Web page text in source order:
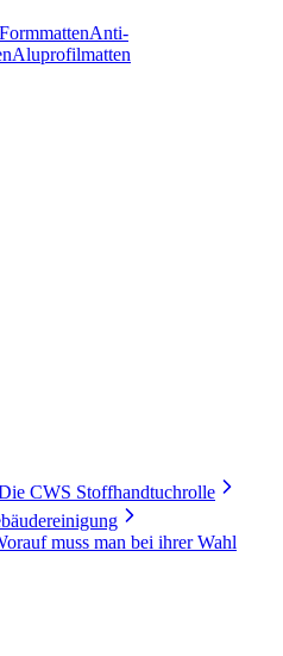
FormmattenAnti-
Aluprofilmatten
CWS Stoffhandtuchrolle
muss man bei ihrer Wahl